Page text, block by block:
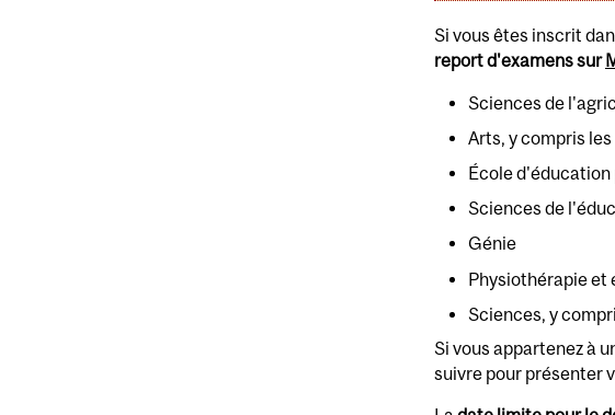
Si vous êtes inscrit
report d'examens sur
Sciences de
Arts, y compris
École
Sciences de
Génie
Physiothérapie et
Sciences, y
Si vous appartenez à
suivre pour présenter